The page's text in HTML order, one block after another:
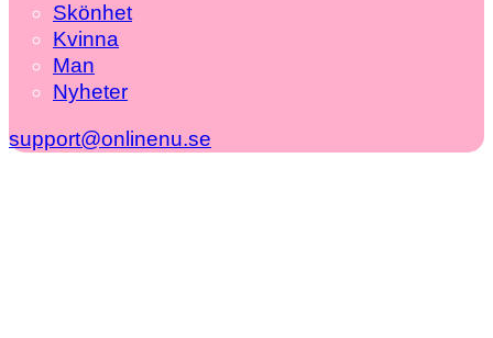
Skönhet
Kvinna
Man
Nyheter
support@onlinenu.se